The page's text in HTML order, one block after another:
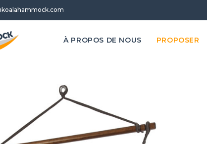
À PROPOS DE NOUS PROPOSER